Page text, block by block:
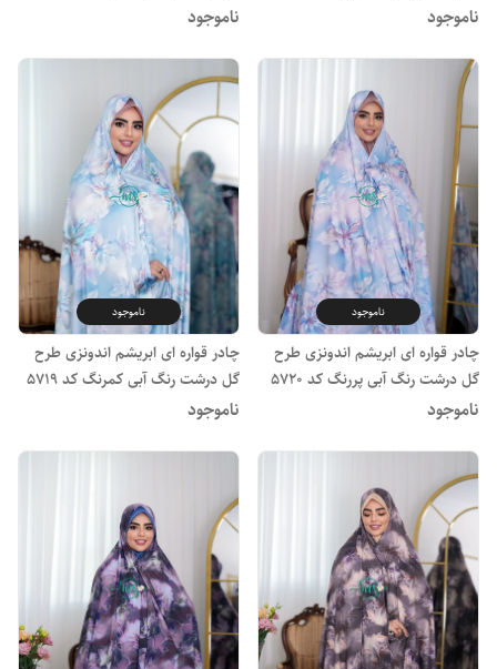
ناموجود ناموجود
ناموجود
چادر قواره ای ابریشم اندونزی طرح
گل درشت رنگ آبی پررنگ کد 5720
ناموجود
ناموجود
چادر قواره ای ابریشم اندونزی طرح
گل درشت رنگ آبی کمرنگ کد 5719
ناموجود